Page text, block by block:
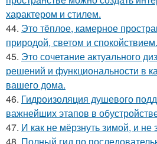
характером и стилем.
44. Это тёплое, камерное
природой, светом и спокойствием.
45. Это сочетание актуального
решений и функциональности в
вашего дома.
46. Гидроизоляция душевого
важнейших этапов в
47. И как не мёрзнуть зимой, и не